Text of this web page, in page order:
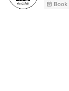
Book